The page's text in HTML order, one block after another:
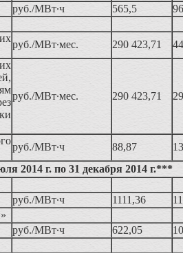
руб./МВт∙ч 565,5
руб./МВт∙мес. 290 423,71
руб./МВт∙мес. 290 423,71
руб./МВт∙ч 88,87
2014 г. по 31 декабря 2014 г.***
руб./МВт∙ч 1111,36
руб./МВт∙ч 622,05